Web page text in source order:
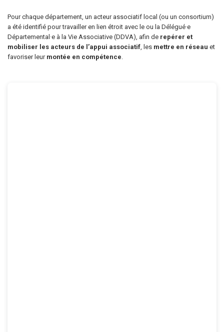
Pour chaque département, un acteur associatif local (ou un consortium)
a été identifié pour travailler en lien étroit avec le ou la Délégué·e
Départemental·e à la Vie Associative (DDVA), afin de repérer et
mobiliser les acteurs de l’appui associatif, les mettre en réseau et
favoriser leur montée en compétence.